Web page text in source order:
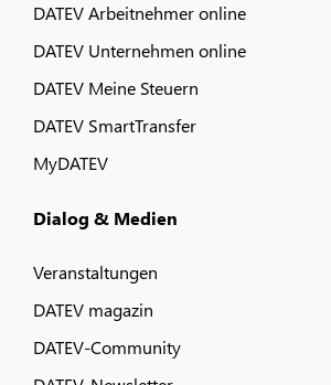
DATEV Arbeitnehmer online
DATEV Unternehmen online
DATEV Meine Steuern
DATEV SmartTransfer
MyDATEV
Dialog & Medien
Veranstaltungen
DATEV magazin
DATEV-Community